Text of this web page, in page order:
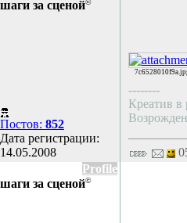
шаги за сценой©
Постов: 852
Дата регистрации:
14.05.2008
--------
Креатив в
Profile
шаги за сценой©